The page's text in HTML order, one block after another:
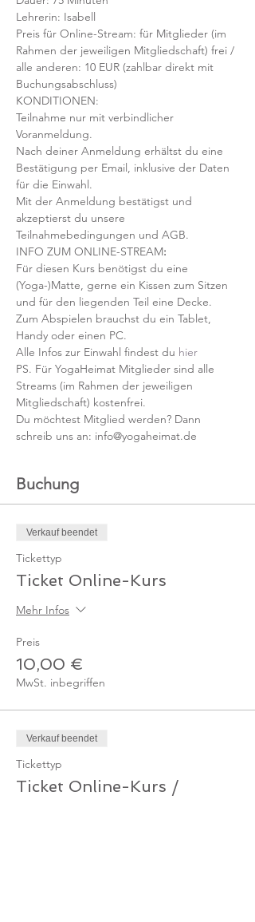
Lehrerin: Isabell
Preis für Online-Stream: für Mitglieder (im
Rahmen der jeweiligen Mitgliedschaft) frei /
alle anderen: 10 EUR (zahlbar direkt mit
Buchungsabschluss)
KONDITIONEN:
Teilnahme nur mit verbindlicher
Voranmeldung.
Nach deiner Anmeldung erhältst du eine
Bestätigung per Email, inklusive der Daten
für die Einwahl.
Mit der Anmeldung bestätigst und
akzeptierst du unsere
Teilnahmebedingungen und AGB.
INFO ZUM ONLINE-STREAM:
Für diesen Kurs benötigst du eine
(Yoga-)Matte, gerne ein Kissen zum Sitzen
und für den liegenden Teil eine Decke.
Zum Abspielen brauchst du ein Tablet,
Handy oder einen PC.
Alle Infos zur Einwahl findest du hier
PS. Für YogaHeimat Mitglieder sind alle
Streams (im Rahmen der jeweiligen
Mitgliedschaft) kostenfrei.
Du möchtest Mitglied werden? Dann
schreib uns an: info@yogaheimat.de
Buchung
Verkauf beendet
Tickettyp
Ticket Online-Kurs
Mehr Infos
Preis
10,00 €
MwSt. inbegriffen
Verkauf beendet
Tickettyp
Ticket Online-Kurs /